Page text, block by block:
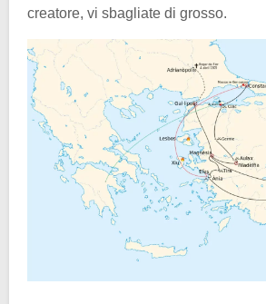
creatore, vi sbagliate di grosso.